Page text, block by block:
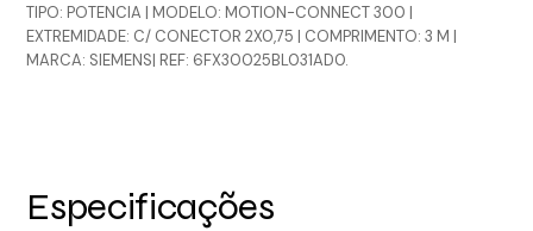
TIPO: POTENCIA | MODELO: MOTION-CONNECT 300 |
EXTREMIDADE: C/ CONECTOR 2X0,75 | COMPRIMENTO: 3 M |
MARCA: SIEMENS| REF: 6FX30025BL031AD0.
Especificações